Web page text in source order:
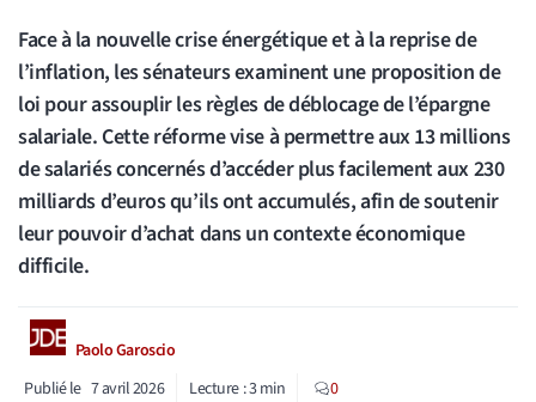
Face à la nouvelle crise énergétique et à la reprise de
l’inflation, les sénateurs examinent une proposition de
loi pour assouplir les règles de déblocage de l’épargne
salariale. Cette réforme vise à permettre aux 13 millions
de salariés concernés d’accéder plus facilement aux 230
milliards d’euros qu’ils ont accumulés, afin de soutenir
leur pouvoir d’achat dans un contexte économique
difficile.
Paolo Garoscio
Publié le 7 avril 2026 Lecture :3min 0